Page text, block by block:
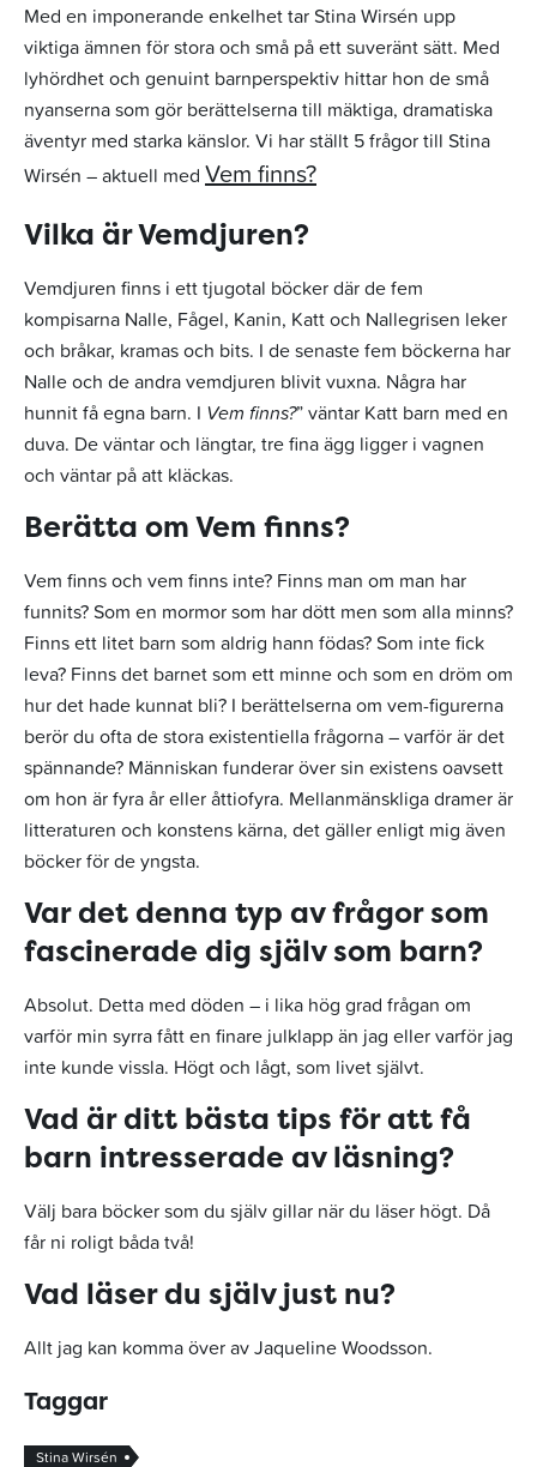
Med en imponerande enkelhet tar Stina Wirsén upp
viktiga ämnen för stora och små på ett suveränt sätt. Med
lyhördhet och genuint barnperspektiv hittar hon de små
nyanserna som gör berättelserna till mäktiga, dramatiska
äventyr med starka känslor. Vi har ställt 5 frågor till Stina
Wirsén – aktuell med Vem finns?
Vilka är Vemdjuren?
Vemdjuren finns i ett tjugotal böcker där de fem
kompisarna Nalle, Fågel, Kanin, Katt och Nallegrisen leker
och bråkar, kramas och bits. I de senaste fem böckerna har
Nalle och de andra vemdjuren blivit vuxna. Några har
hunnit få egna barn. I Vem finns?” väntar Katt barn med en
duva. De väntar och längtar, tre fina ägg ligger i vagnen
och väntar på att kläckas.
Berätta om Vem finns?
Vem finns och vem finns inte? Finns man om man har
funnits? Som en mormor som har dött men som alla minns?
Finns ett litet barn som aldrig hann födas? Som inte fick
leva? Finns det barnet som ett minne och som en dröm om
hur det hade kunnat bli? I berättelserna om vem-figurerna
berör du ofta de stora existentiella frågorna – varför är det
spännande? Människan funderar över sin existens oavsett
om hon är fyra år eller åttiofyra. Mellanmänskliga dramer är
litteraturen och konstens kärna, det gäller enligt mig även
böcker för de yngsta.
Var det denna typ av frågor som
fascinerade dig själv som barn?
Absolut. Detta med döden – i lika hög grad frågan om
varför min syrra fått en finare julklapp än jag eller varför jag
inte kunde vissla. Högt och lågt, som livet självt.
Vad är ditt bästa tips för att få
barn intresserade av läsning?
Välj bara böcker som du själv gillar när du läser högt. Då
får ni roligt båda två!
Vad läser du själv just nu?
Allt jag kan komma över av Jaqueline Woodsson.
Taggar
Stina Wirsén